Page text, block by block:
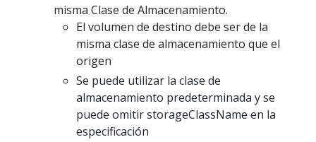
misma Clase de Almacenamiento.
El volumen de destino debe ser de la
misma clase de almacenamiento que el
origen
Se puede utilizar la clase de
almacenamiento predeterminada y se
puede omitir storageClassName en la
especificación